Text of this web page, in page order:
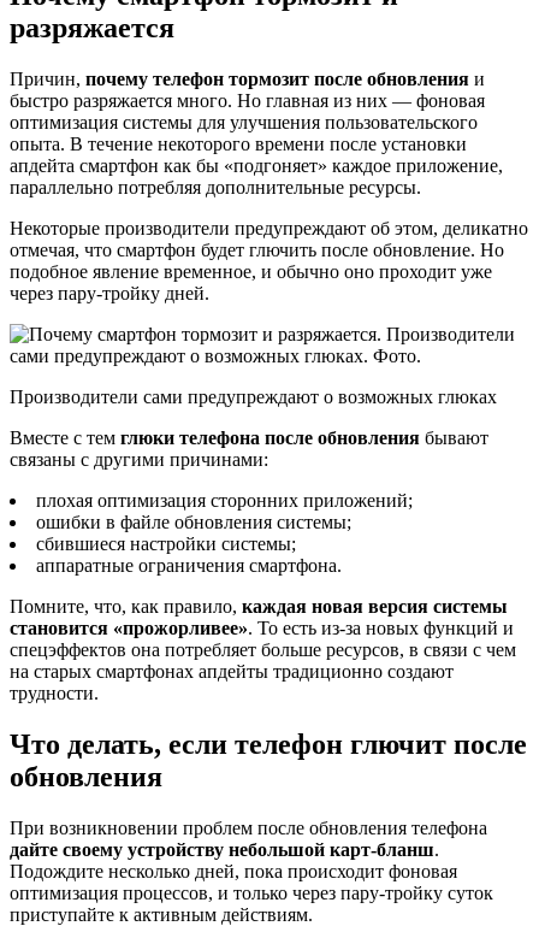
разряжается
Причин, почему телефон тормозит после обновления и
быстро разряжается много. Но главная из них — фоновая
оптимизация системы для улучшения пользовательского
опыта. В течение некоторого времени после установки
апдейта смартфон как бы «подгоняет» каждое приложение,
параллельно потребляя дополнительные ресурсы.
Некоторые производители предупреждают об этом, деликатно
отмечая, что смартфон будет глючить после обновление. Но
подобное явление временное, и обычно оно проходит уже
через пару-тройку дней.
Производители сами предупреждают о возможных глюках
Вместе с тем глюки телефона после обновления бывают
связаны с другими причинами:
плохая оптимизация сторонних приложений;
ошибки в файле обновления системы;
сбившиеся настройки системы;
аппаратные ограничения смартфона.
Помните, что, как правило, каждая новая версия системы
становится «прожорливее». То есть из-за новых функций и
спецэффектов она потребляет больше ресурсов, в связи с чем
на старых смартфонах апдейты традиционно создают
трудности.
Что делать, если телефон глючит после
обновления
При возникновении проблем после обновления телефона
дайте своему устройству небольшой карт-бланш.
Подождите несколько дней, пока происходит фоновая
оптимизация процессов, и только через пару-тройку суток
приступайте к активным действиям.